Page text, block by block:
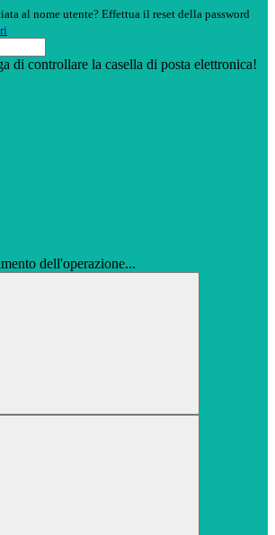
al nome utente? Effettua il reset della password
di controllare la casella di posta elettronica!
dell'operazione...